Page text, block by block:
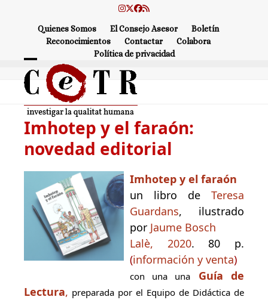
Instagram
Twitter
Facebook
RSS
Quienes Somos El Consejo Asesor
Boletín
Reconocimientos
Contactar
Colabora
Política de privacidad
Open
mobile
menu
Close
mobile
menu
Imhotep y el faraón:
novedad editorial
Imhotep y el faraón
un libro de Teresa
Guardans, ilustrado
por Jaume Bosch
Lalè, 2020. 80 p.
(información y venta)
con una una
Guía de
Lectura, preparada por el Equipo de Didáctica de